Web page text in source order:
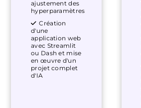
ajustement des
hyperparamètres
Création
d'une
application web
avec Streamlit
ou Dash et mise
en œuvre d'un
projet complet
d'IA